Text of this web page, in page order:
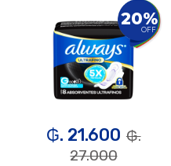
20%
OFF
₲. 21.600 ₲.
27.000